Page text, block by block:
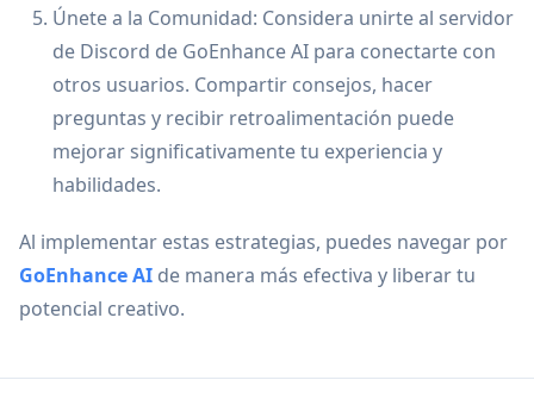
Únete a la Comunidad: Considera unirte al servidor
de Discord de GoEnhance AI para conectarte con
otros usuarios. Compartir consejos, hacer
preguntas y recibir retroalimentación puede
mejorar significativamente tu experiencia y
habilidades.
Al implementar estas estrategias, puedes navegar por
GoEnhance AI de manera más efectiva y liberar tu
potencial creativo.